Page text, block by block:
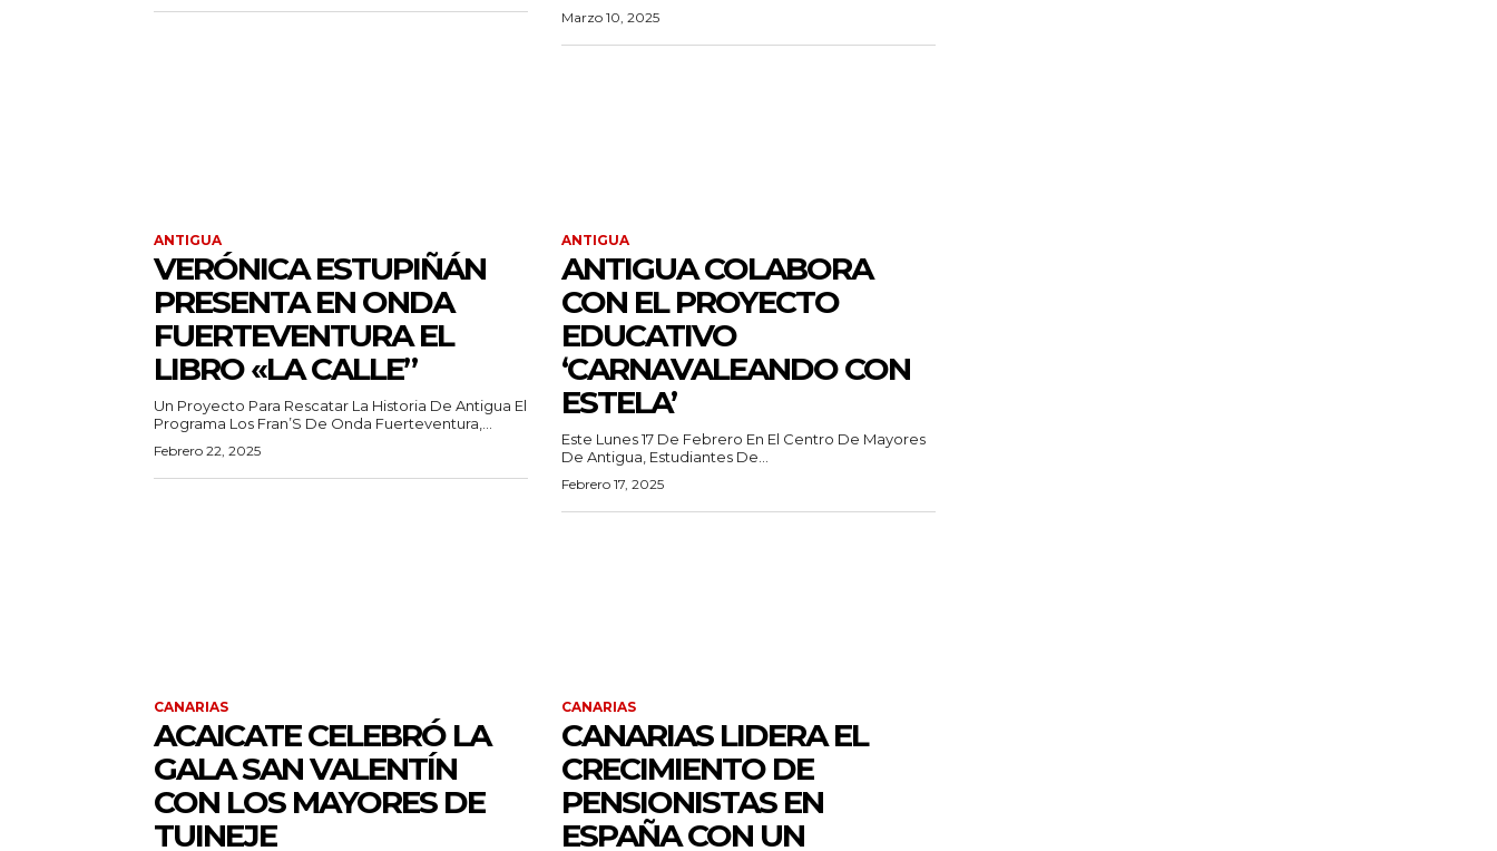
Marzo 10, 2025
ANTIGUA
VERÓNICA ESTUPIÑÁN
PRESENTA EN ONDA
FUERTEVENTURA EL
LIBRO «LA CALLE”
Un Proyecto Para Rescatar La Historia De Antigua El
Programa Los Fran’S De Onda Fuerteventura,...
Febrero 22, 2025
ANTIGUA
ANTIGUA COLABORA
CON EL PROYECTO
EDUCATIVO
‘CARNAVALEANDO CON
ESTELA’
Este Lunes 17 De Febrero En El Centro De Mayores
De Antigua, Estudiantes De...
Febrero 17, 2025
CANARIAS
ACAICATE CELEBRÓ LA
GALA SAN VALENTÍN
CON LOS MAYORES DE
TUINEJE
CANARIAS
CANARIAS LIDERA EL
CRECIMIENTO DE
PENSIONISTAS EN
ESPAÑA CON UN